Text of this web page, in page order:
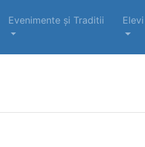
Evenimente şi Traditii Elevi